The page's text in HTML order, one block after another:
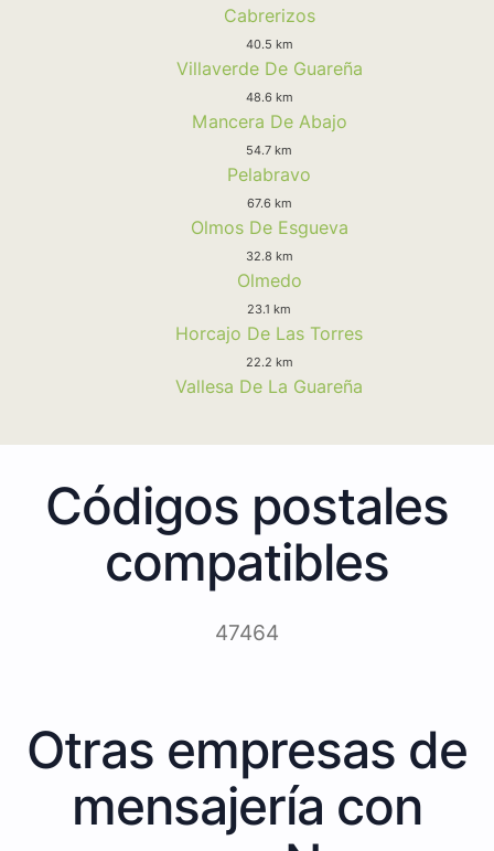
Cabrerizos
40.5 km
Villaverde De Guareña
48.6 km
Mancera De Abajo
54.7 km
Pelabravo
67.6 km
Olmos De Esgueva
32.8 km
Olmedo
23.1 km
Horcajo De Las Torres
22.2 km
Vallesa De La Guareña
Códigos postales
compatibles
47464
Otras empresas de
mensajería con